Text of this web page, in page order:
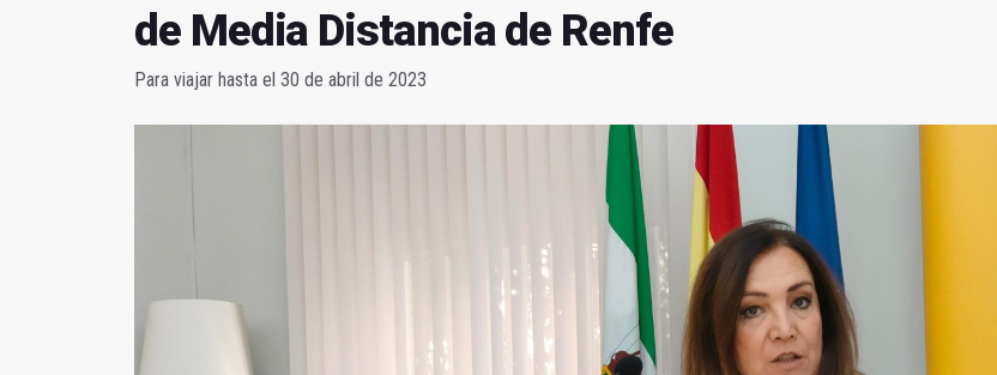
de Media Distancia de Renfe
Para viajar hasta el 30 de abril de 2023